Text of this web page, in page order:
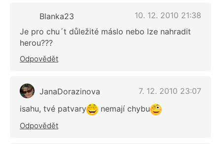
Blanka23
10. 12. 2010 21:38
Je pro chu´t důležité máslo nebo lze nahradit
herou???
Odpovědět
JanaDorazinova
7. 12. 2010 23:07
isahu, tvé patvary
nemají chybu
Odpovědět